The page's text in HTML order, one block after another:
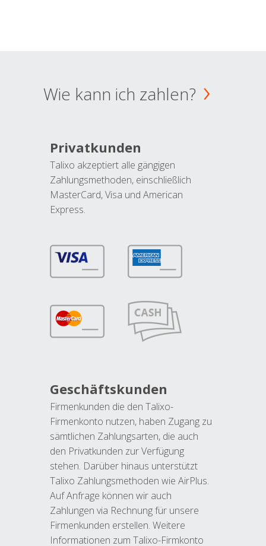
Wie kann ich zahlen?
Privatkunden
Talixo akzeptiert alle gängigen
Zahlungsmethoden, einschließlich
MasterCard, Visa und American
Express.
Geschäftskunden
Firmenkunden die den Talixo-
Firmenkonto nutzen, haben Zugang zu
sämtlichen Zahlungsarten, die auch
den Privatkunden zur Verfügung
stehen. Darüber hinaus unterstützt
Talixo Zahlungsmethoden wie AirPlus.
Auf Anfrage können wir auch
Zahlungen via Rechnung für unsere
Firmenkunden erstellen. Weitere
Informationen zum Talixo-Firmkonto